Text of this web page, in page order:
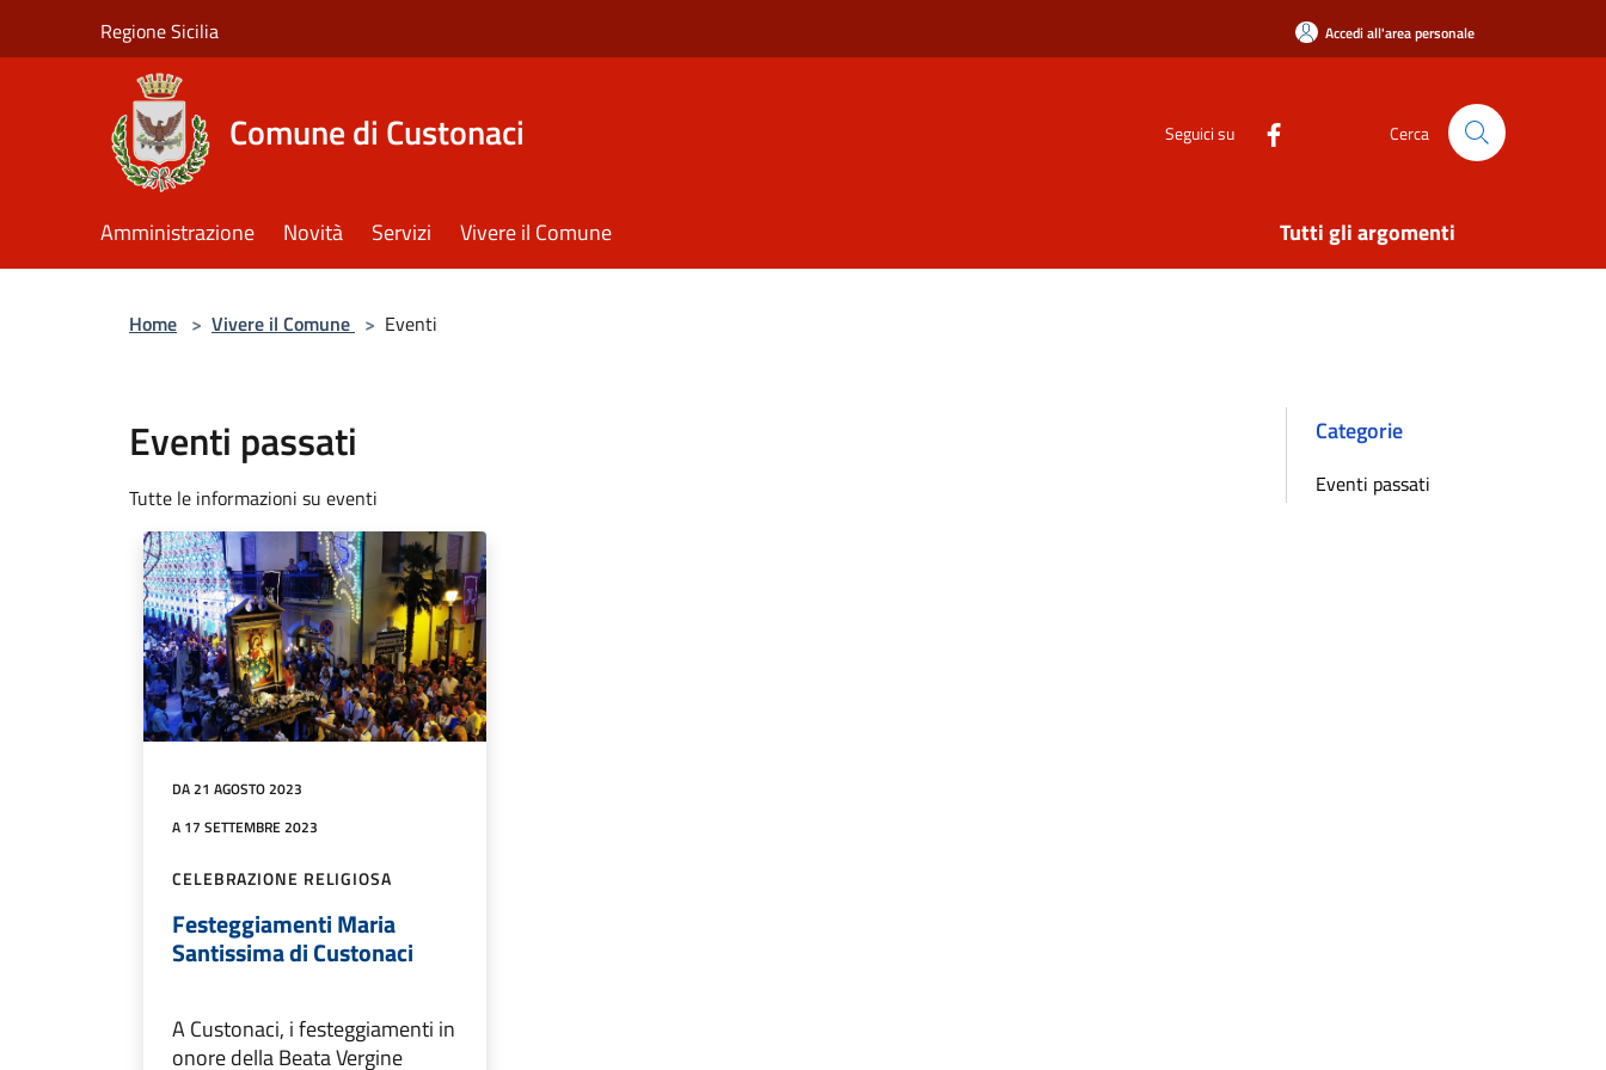
Regione Sicilia Accedi all'area personale
Comune di Custonaci Seguici su Cerca
Amministrazione Novità Servizi Vivere il Comune Tutti gli argomenti
Home > Vivere il Comune > Eventi
Eventi passati
Tutte le informazioni su eventi
DA 21 AGOSTO 2023
A 17 SETTEMBRE 2023
CELEBRAZIONE RELIGIOSA
Festeggiamenti Maria
Santissima di Custonaci
A Custonaci, i festeggiamenti in
onore della Beata Vergine
Categorie
Eventi passati